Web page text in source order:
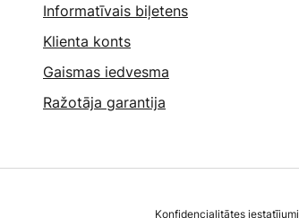
Informatīvais biļetens
Klienta konts
Gaismas iedvesma
Ražotāja garantija
Konfidencialitātes iestatījumi